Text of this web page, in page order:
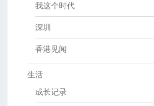
我这个时代
深圳
香港见闻
生活
成长记录